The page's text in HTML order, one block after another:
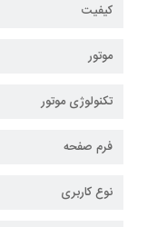
کیفیت
موتور
تکنولوژی موتور
فرم صفحه
نوع کاربری